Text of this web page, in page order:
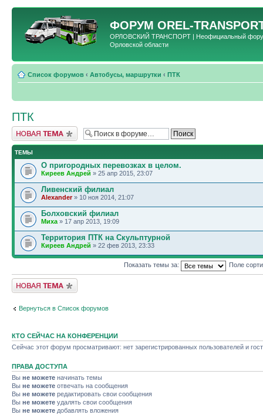
ФОРУМ OREL-
ОРЛОВСКИЙ ТРАНСПОРТ | Неофициальный форум
Орловской области
Список форумов ‹ Автобусы, маршрутки ‹ ПТК
ПТК
Новая тема
ТЕМЫ
О пригородных перевозках в целом.
Киреев Андрей » 25 апр 2015, 23:07
Ливенский филиал
Alexander» 10 ноя 2014, 21:07
Болховский филиал
Миха » 17 апр 2013, 19:09
Территория ПТК на Скульптурной
Киреев Андрей » 22 фев 2013, 23:33
Показать темы за: Поле
Новая тема
Вернуться в Список форумов
КТО СЕЙЧАС НА КОНФЕРЕНЦИИ
Сейчас этот форум просматривают: нет зарегистрированных пользователей и
ПРАВА ДОСТУПА
Вы не можете начинать темы
Вы не можете отвечать на сообщения
Вы не можете редактировать свои сообщения
Вы не можете удалять свои сообщения
Вы не можете добавлять вложения